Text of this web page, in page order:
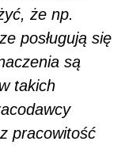
że np.
posługują się
są
takich
pracowitość